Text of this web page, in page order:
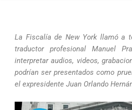
La Fiscalía de New York llamó a
traductor profesional Manuel
interpretar audios, videos,
podrían ser presentados como
el expresidente Juan Orlando